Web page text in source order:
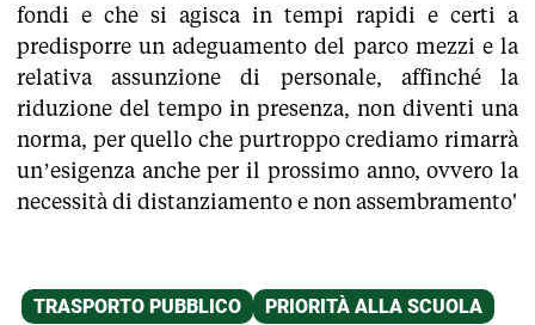
fondi e che si agisca in tempi rapidi e certi a
predisporre un adeguamento del parco mezzi e la
relativa assunzione di personale, affinché la
riduzione del tempo in presenza, non diventi una
norma, per quello che purtroppo crediamo rimarrà
un’esigenza anche per il prossimo anno, ovvero la
necessità di distanziamento e non assembramento'